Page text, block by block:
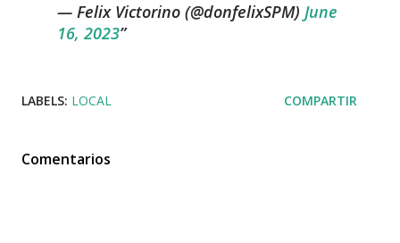
— Felix Victorino (@donfelixSPM) June
16, 2023
LABELS: LOCAL COMPARTIR
Comentarios